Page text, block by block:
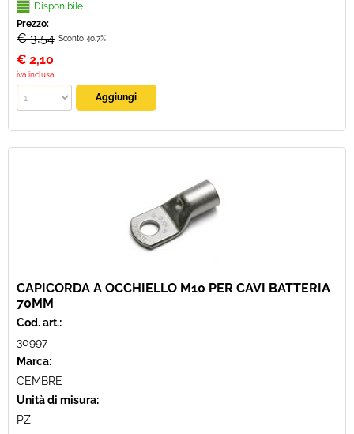
Disponibile
Prezzo:
€ 3,54 Sconto 40.7%
€ 2,10
iva inclusa
CAPICORDA A OCCHIELLO M10 PER CAVI BATTERIA
70MM
Cod. art.:
30997
Marca:
CEMBRE
Unità di misura:
PZ